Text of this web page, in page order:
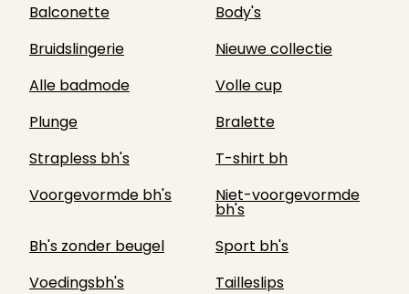
Balconette
Body's
Bruidslingerie
Nieuwe collectie
Alle badmode
Volle cup
Plunge
Bralette
Strapless bh's
T-shirt bh
Voorgevormde bh's
Niet-voorgevormde
bh's
Bh's zonder beugel
Sport bh's
Voedingsbh's
Tailleslips